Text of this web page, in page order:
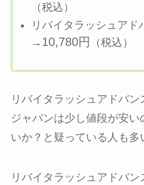
（税込）
リバイタラッシュアド
→ 10,780円 （税込）
リバイタラッシュアドバ
ジャパンは少し値段が安
いか？と疑っている人も多
リバイタラッシュアドバ